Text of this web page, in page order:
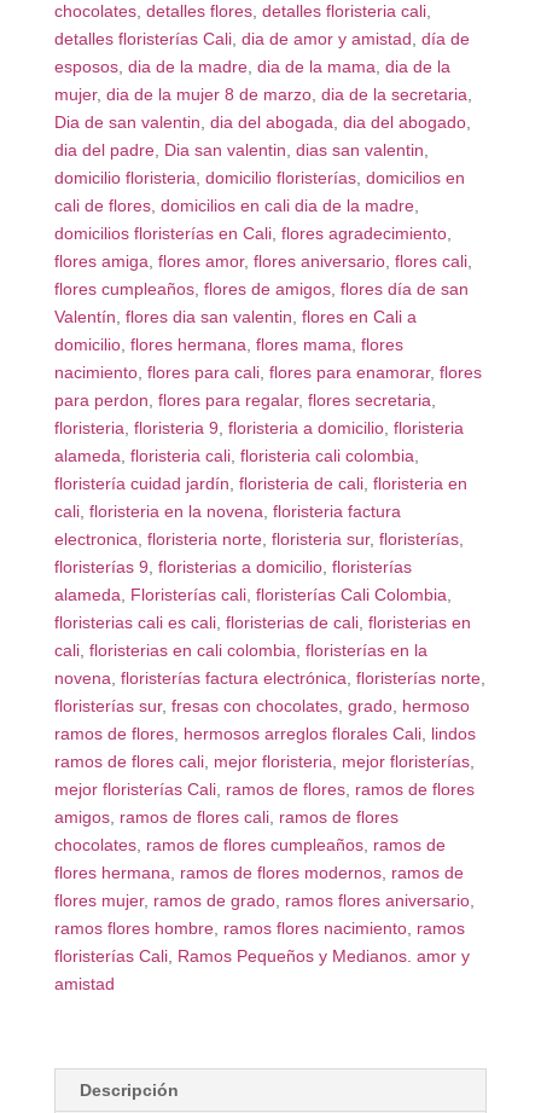
chocolates, detalles flores, detalles floristeria cali,
detalles floristerías Cali, dia de amor y amistad, día de
esposos, dia de la madre, dia de la mama, dia de la
mujer, dia de la mujer 8 de marzo, dia de la secretaria,
Dia de san valentin, dia del abogada, dia del abogado,
dia del padre, Dia san valentin, dias san valentin,
domicilio floristeria, domicilio floristerías, domicilios en
cali de flores, domicilios en cali dia de la madre,
domicilios floristerías en Cali, flores agradecimiento,
flores amiga, flores amor, flores aniversario, flores cali,
flores cumpleaños, flores de amigos, flores día de san
Valentín, flores dia san valentin, flores en Cali a
domicilio, flores hermana, flores mama, flores
nacimiento, flores para cali, flores para enamorar, flores
para perdon, flores para regalar, flores secretaria,
floristeria, floristeria 9, floristeria a domicilio, floristeria
alameda, floristeria cali, floristeria cali colombia,
floristería cuidad jardín, floristeria de cali, floristeria en
cali, floristeria en la novena, floristeria factura
electronica, floristeria norte, floristeria sur, floristerías,
floristerías 9, floristerias a domicilio, floristerías
alameda, Floristerías cali, floristerías Cali Colombia,
floristerias cali es cali, floristerias de cali, floristerias en
cali, floristerias en cali colombia, floristerías en la
novena, floristerías factura electrónica, floristerías norte,
floristerías sur, fresas con chocolates, grado, hermoso
ramos de flores, hermosos arreglos florales Cali, lindos
ramos de flores cali, mejor floristeria, mejor floristerías,
mejor floristerías Cali, ramos de flores, ramos de flores
amigos, ramos de flores cali, ramos de flores
chocolates, ramos de flores cumpleaños, ramos de
flores hermana, ramos de flores modernos, ramos de
flores mujer, ramos de grado, ramos flores aniversario,
ramos flores hombre, ramos flores nacimiento, ramos
floristerías Cali, Ramos Pequeños y Medianos. amor y
amistad
Descripción